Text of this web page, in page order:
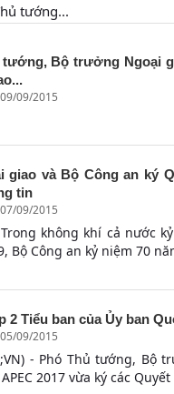
tướng...
tướng, Bộ trưởng Ngoại
09/2015
giao và Bộ Công an ký
tin
09/2015
Trong không khí cả nước
Bộ Công an kỷ niệm 70
2 Tiểu ban của Ủy ban
09/2015
- Phó Thủ tướng, Bộ
2017 vừa ký các